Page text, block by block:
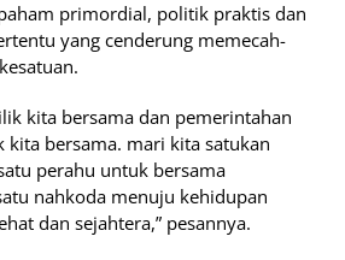
primordial, politik praktis dan
yang cenderung memecah-
kita bersama dan pemerintahan
kita bersama. mari kita satukan
perahu untuk bersama
nahkoda menuju kehidupan
dan sejahtera,” pesannya.